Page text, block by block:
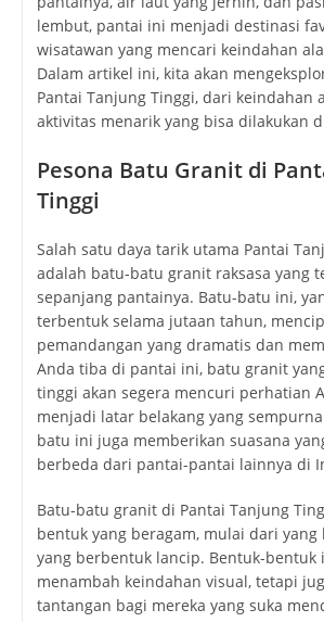
Tinggi
Salah satu daya tarik utama Pantai
adalah batu-batu granit raksasa yang
sepanjang pantainya. Batu-batu ini,
pemandangan yang dramatis dan
Anda tiba di pantai ini, batu granit
tinggi akan segera mencuri perhatian
batu ini juga memberikan suasana
berbeda dari pantai-pantai lainnya di
Batu-batu granit di Pantai Tanjung
bentuk yang beragam, mulai dari yang
yang berbentuk lancip. Bentuk-bentuk
menambah keindahan visual, tetapi
tantangan bagi mereka yang suka
menjelajah. Dengan kata lain, batu-
hanya objek visual, tetapi juga bagian
Selain itu, posisi batu-batu granit yang
terendam air laut menciptakan kolam-
tenang. Kolam-kolam ini sangat ideal
atau sekadar berendam sambil